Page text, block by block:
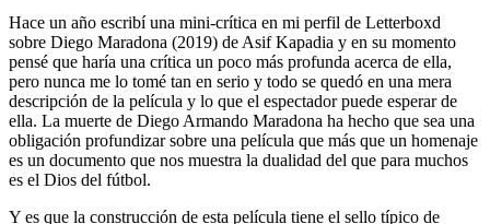
Hace un año escribí una mini-crítica en mi perfil de Letterboxd
sobre Diego Maradona (2019) de Asif Kapadia y en su momento
pensé que haría una crítica un poco más profunda acerca de ella,
pero nunca me lo tomé tan en serio y todo se quedó en una mera
descripción de la película y lo que el espectador puede esperar de
ella. La muerte de Diego Armando Maradona ha hecho que sea una
obligación profundizar sobre una película que más que un homenaje
es un documento que nos muestra la dualidad del que para muchos
es el Dios del fútbol.
Y es que la construcción de esta película tiene el sello típico de